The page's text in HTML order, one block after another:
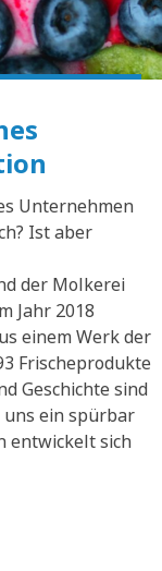
Unternehmen
Ist aber
der Molkerei
Jahr 2018
einem Werk der
Frischeprodukte
Geschichte sind
uns ein spürbar
entwickelt sich